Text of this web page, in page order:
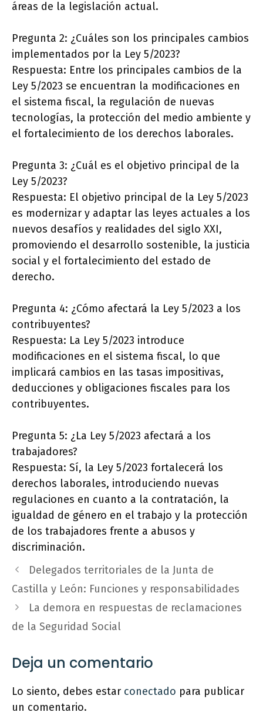
áreas de la legislación actual.
Pregunta 2: ¿Cuáles son los principales cambios
implementados por la Ley 5/2023?
Respuesta: Entre los principales cambios de la
Ley 5/2023 se encuentran la modificaciones en
el sistema fiscal, la regulación de nuevas
tecnologías, la protección del medio ambiente y
el fortalecimiento de los derechos laborales.
Pregunta 3: ¿Cuál es el objetivo principal de la
Ley 5/2023?
Respuesta: El objetivo principal de la Ley 5/2023
es modernizar y adaptar las leyes actuales a los
nuevos desafíos y realidades del siglo XXI,
promoviendo el desarrollo sostenible, la justicia
social y el fortalecimiento del estado de
derecho.
Pregunta 4: ¿Cómo afectará la Ley 5/2023 a los
contribuyentes?
Respuesta: La Ley 5/2023 introduce
modificaciones en el sistema fiscal, lo que
implicará cambios en las tasas impositivas,
deducciones y obligaciones fiscales para los
contribuyentes.
Pregunta 5: ¿La Ley 5/2023 afectará a los
trabajadores?
Respuesta: Sí, la Ley 5/2023 fortalecerá los
derechos laborales, introduciendo nuevas
regulaciones en cuanto a la contratación, la
igualdad de género en el trabajo y la protección
de los trabajadores frente a abusos y
discriminación.
Delegados territoriales de la Junta de
Castilla y León: Funciones y responsabilidades
La demora en respuestas de reclamaciones
de la Seguridad Social
Deja un comentario
Lo siento, debes estar conectado para publicar
un comentario.